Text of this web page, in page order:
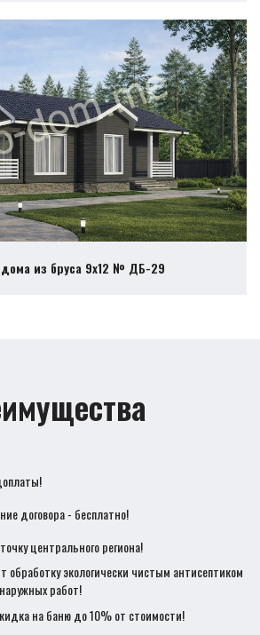
из бруса 9х12 № ДБ-29
договора - бесплатно!
центрального региона!
обработку экологически чистым антисептиком
работ!
на баню до 10% от стоимости!